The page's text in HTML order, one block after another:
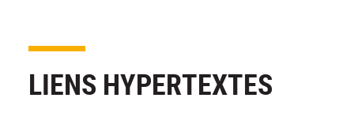
LIENS HYPERTEXTES